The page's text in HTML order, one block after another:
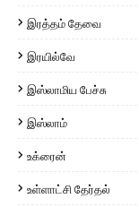
இரத்தம் தேவை
இரயில்வே
இஸ்லாமிய பேச்சு
இஸ்லாம்
உக்ரைன்
உள்ளாட்சி தேர்தல்